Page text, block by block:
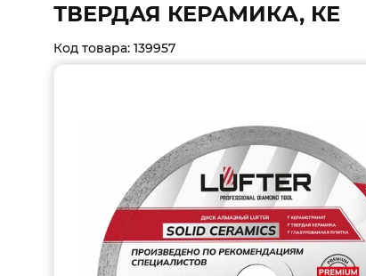
ТВЕРДАЯ КЕРАМИКА, КЕ
Код товара: 139957